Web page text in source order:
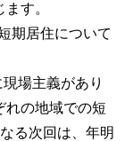
す。
期居住について
場主義があり
れの地域での短
る次回は、年明